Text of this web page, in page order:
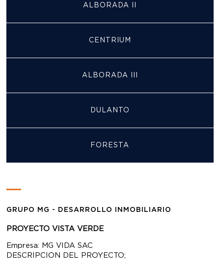
ALBORADA II
CENTRIUM
ALBORADA III
DULANTO
FORESTA
GRUPO MG - DESARROLLO INMOBILIARIO
PROYECTO VISTA VERDE
Empresa: MG VIDA SAC
DESCRIPCION DEL PROYECTO;